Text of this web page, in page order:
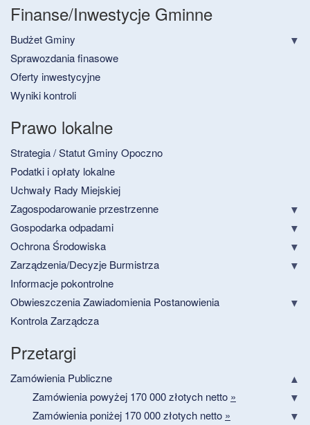
Finanse/Inwestycje Gminne
Budżet Gminy
Sprawozdania finasowe
Oferty inwestycyjne
Wyniki kontroli
Prawo lokalne
Strategia / Statut Gminy Opoczno
Podatki i opłaty lokalne
Uchwały Rady Miejskiej
Zagospodarowanie przestrzenne
Gospodarka odpadami
Ochrona Środowiska
Zarządzenia/Decyzje Burmistrza
Informacje pokontrolne
Obwieszczenia Zawiadomienia Postanowienia
Kontrola Zarządcza
Przetargi
Zamówienia Publiczne
Zamówienia powyżej 170 000 złotych netto »
Zamówienia poniżej 170 000 złotych netto »